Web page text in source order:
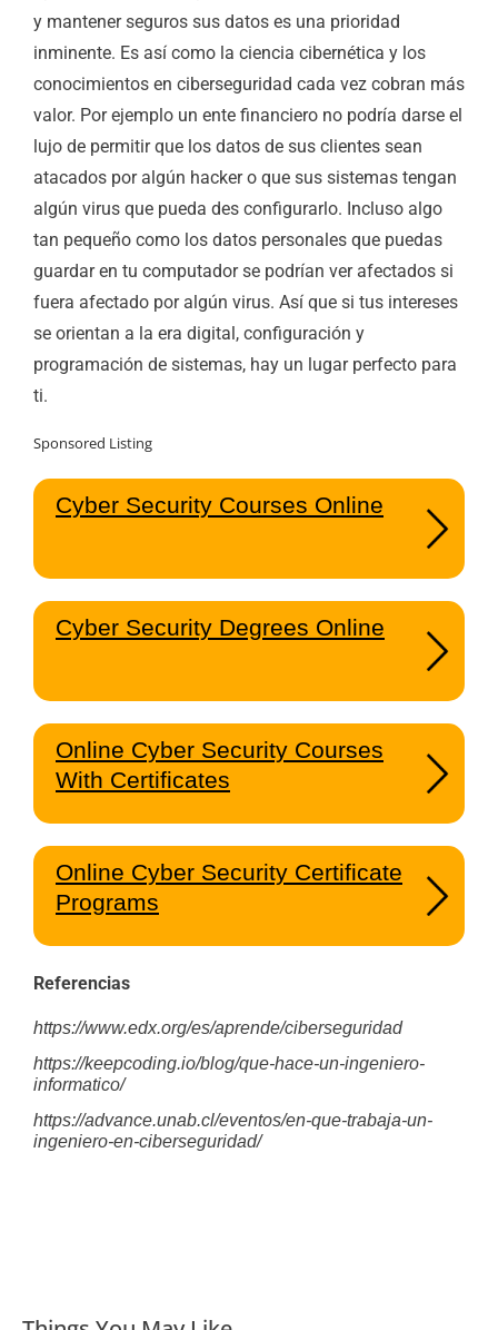
y mantener seguros sus datos es una prioridad
inminente. Es así como la ciencia cibernética y los
conocimientos en ciberseguridad cada vez cobran más
valor. Por ejemplo un ente financiero no podría darse el
lujo de permitir que los datos de sus clientes sean
atacados por algún hacker o que sus sistemas tengan
algún virus que pueda des configurarlo. Incluso algo
tan pequeño como los datos personales que puedas
guardar en tu computador se podrían ver afectados si
fuera afectado por algún virus. Así que si tus intereses
se orientan a la era digital, configuración y
programación de sistemas, hay un lugar perfecto para
ti.
Sponsored Listing
Cyber Security Courses Online
Cyber Security Degrees Online
Online Cyber Security Courses
With Certificates
Online Cyber Security Certificate
Programs
Referencias
https://www.edx.org/es/aprende/ciberseguridad
https://keepcoding.io/blog/que-hace-un-ingeniero-
informatico/
https://advance.unab.cl/eventos/en-que-trabaja-un-
ingeniero-en-ciberseguridad/